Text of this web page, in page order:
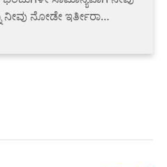
ನೀವು ನೋಡೇ ಇರ್ತೀರಾ…